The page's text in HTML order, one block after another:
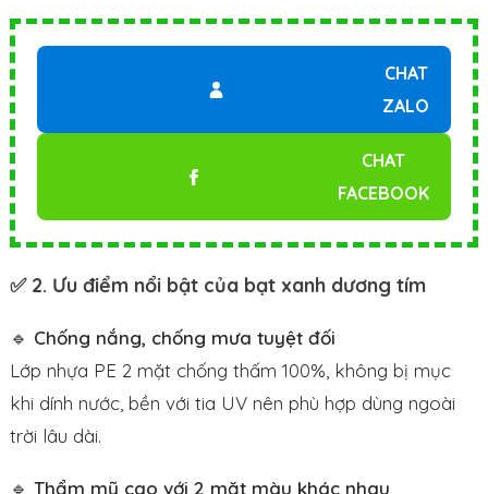
CHAT
ZALO
CHAT
FACEBOOK
✅ 2. Ưu điểm nổi bật của bạt xanh dương tím
🔹 Chống nắng, chống mưa tuyệt đối
Lớp nhựa PE 2 mặt chống thấm 100%, không bị mục
khi dính nước, bền với tia UV nên phù hợp dùng ngoài
trời lâu dài.
🔹 Thẩm mỹ cao với 2 mặt màu khác nhau